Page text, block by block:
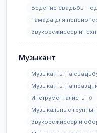
Ведение свадьбы
Тамада для
Звукорежиссер и
Музыкант
Музыканты на
Музыканты на
Инструменталисты 0
Музыкальные группы
Звукорежиссер и